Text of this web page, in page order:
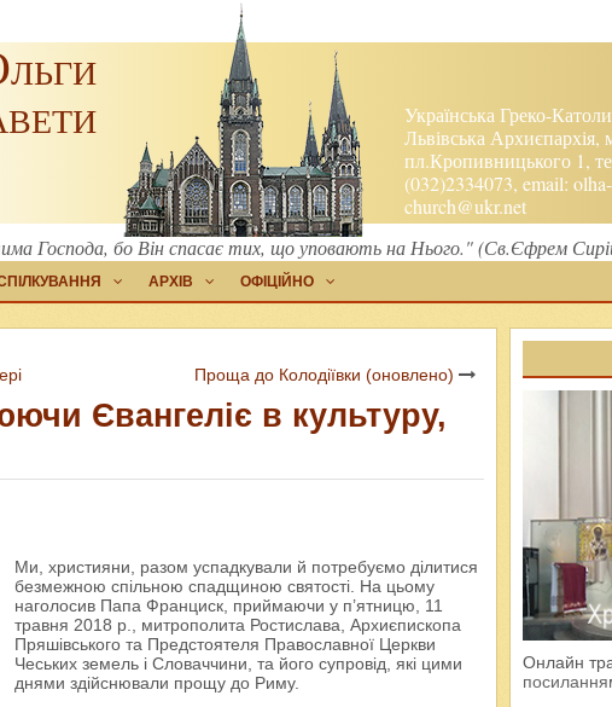
Українська Греко-
Львівська Архиєпархія,
пл.Кропивницького 1,
(032)2334073, email:olha-
church@ukr.net
Господа, бо Він спасає тих, що уповають на Нього." (Св.Єфрем
АРХІВ ОФІЦІЙНО
Проща до Колодіївки (оновлено)
Євангеліє в культуру,
Ми, християни, разом успадкували й потребуємо ділитися
безмежною спільною спадщиною святості. На цьому
наголосив Папа Франциск, приймаючи у п’ятницю, 11
травня 2018 р., митрополита Ростислава, Архиєпископа
Пряшівського та Предстоятеля Православної Церкви
Чеських земель і Словаччини, та його супровід, які цими
днями здійснювали прощу до Риму.
Онлайн